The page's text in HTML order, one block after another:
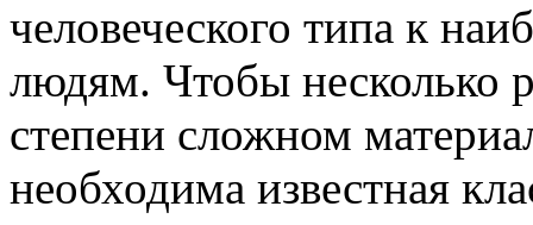
человеческого типа к
людям. Чтобы несколько
степени сложном
необходима известная